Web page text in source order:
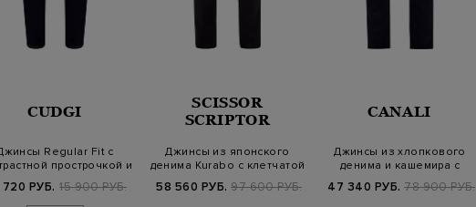
CUDGI
Regular Fit с
прострочкой и
720 РУБ. 15 900 РУБ.
SCISSOR
SCRIPTOR
Джинсы из японского
денима Kurabo с клетчатой
58 560 РУБ. 97 600 РУБ.
CANALI
Джинсы из хлопкового
денима и кашемира с
47 340 РУБ. 78 900 РУБ.